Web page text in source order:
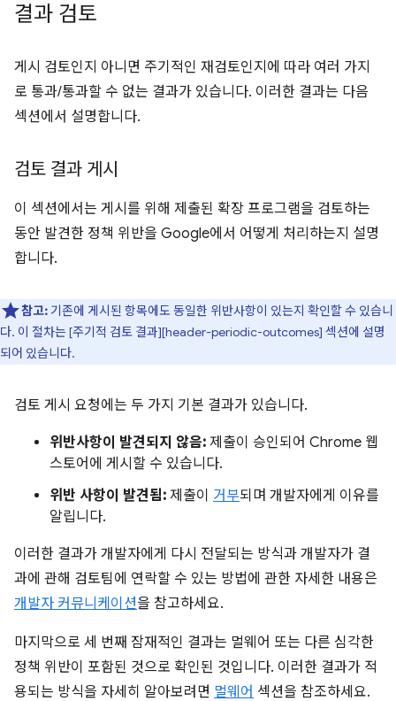
결과 검토
게시 검토인지 아니면 주기적인 재검토인지에 따라 여러 가지
로 통과/통과할 수 없는 결과가 있습니다. 이러한 결과는 다음
섹션에서 설명합니다.
검토 결과 게시
이 섹션에서는 게시를 위해 제출된 확장 프로그램을 검토하는
동안 발견한 정책 위반을 Google에서 어떻게 처리하는지 설명
합니다.
참고: 기존에 게시된 항목에도 동일한 위반사항이 있는지 확인할 수 있습니
다. 이 절차는 [주기적 검토 결과][header-periodic-outcomes] 섹션에 설명
되어 있습니다.
검토 게시 요청에는 두 가지 기본 결과가 있습니다.
위반사항이 발견되지 않음: 제출이 승인되어 Chrome 웹
스토어에 게시할 수 있습니다.
위반 사항이 발견됨: 제출이 거부되며 개발자에게 이유를
알립니다.
이러한 결과가 개발자에게 다시 전달되는 방식과 개발자가 결
과에 관해 검토팀에 연락할 수 있는 방법에 관한 자세한 내용은
개발자 커뮤니케이션을 참고하세요.
마지막으로 세 번째 잠재적인 결과는 멀웨어 또는 다른 심각한
정책 위반이 포함된 것으로 확인된 것입니다. 이러한 결과가 적
용되는 방식을 자세히 알아보려면 멀웨어 섹션을 참조하세요.